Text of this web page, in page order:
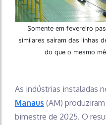
Somente em fevereiro
similares saíram das linhas
do que o mesmo
As indústrias instaladas
Manaus (AM)
bimestre de 2025. O